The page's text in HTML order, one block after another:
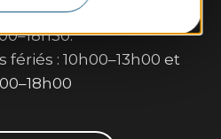
: 9h30–13h00 et
: 10h00–13h00 et